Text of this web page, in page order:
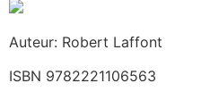
Auteur: Robert Laffont
ISBN 9782221106563